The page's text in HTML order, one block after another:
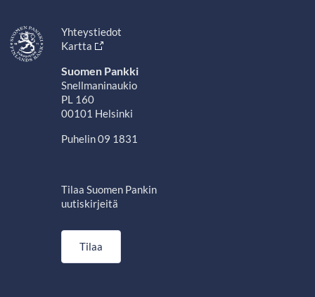
Yhteystiedot
Kartta
Suomen Pankki
Snellmaninaukio
PL 160
00101 Helsinki
Puhelin 09 1831
Tilaa Suomen Pankin
uutiskirjeitä
Tilaa